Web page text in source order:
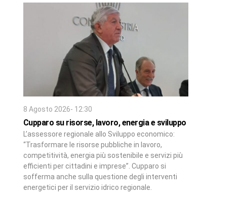
8 Agosto 2026- 12:30
Cupparo su risorse, lavoro, energia e sviluppo
L’assessore regionale allo Sviluppo economico:
“Trasformare le risorse pubbliche in lavoro,
competitività, energia più sostenibile e servizi più
efficienti per cittadini e imprese”. Cupparo si
sofferma anche sulla questione degli interventi
energetici per il servizio idrico regionale.